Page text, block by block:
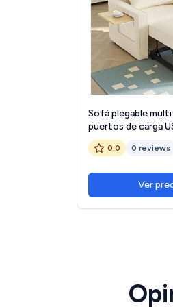
Sofá plegable
puertos de carga
para teléfono
individual
0.0 0 reviews
Ver